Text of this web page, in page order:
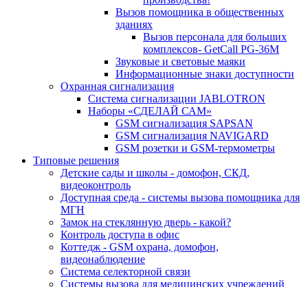
Вызов помощника в общественных
зданиях
Вызов персонала для больших
комплексов- GetCall PG-36M
Звуковые и световые маяки
Информационные знаки доступности
Охранная сигнализация
Система сигнализации JABLOTRON
Наборы «СДЕЛАЙ САМ»
GSM сигнализация SAPSAN
GSM сигнализация NAVIGARD
GSM розетки и GSM-термометры
Типовые решения
Детские сады и школы - домофон, СКД,
видеоконтроль
Доступная среда - системы вызова помощника для
МГН
Замок на стеклянную дверь - какой?
Контроль доступа в офис
Коттедж - GSM охрана, домофон,
видеонаблюдение
Система селекторной связи
Системы вызова для медицинских учреждений